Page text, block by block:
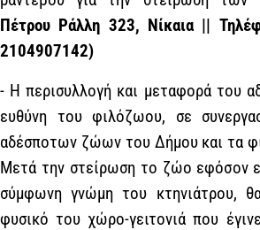
Πέτρου Ράλλη 323, Νίκαια ||
2104907142)
- Η περισυλλογή και μεταφορά του
ευθύνη του φιλόζωου, σε
αδέσποτων ζώων του Δήμου και τα
Μετά την στείρωση το ζώο εφόσον
σύμφωνη γνώμη του κτηνιάτρου,
φυσικό του χώρο-γειτονιά που